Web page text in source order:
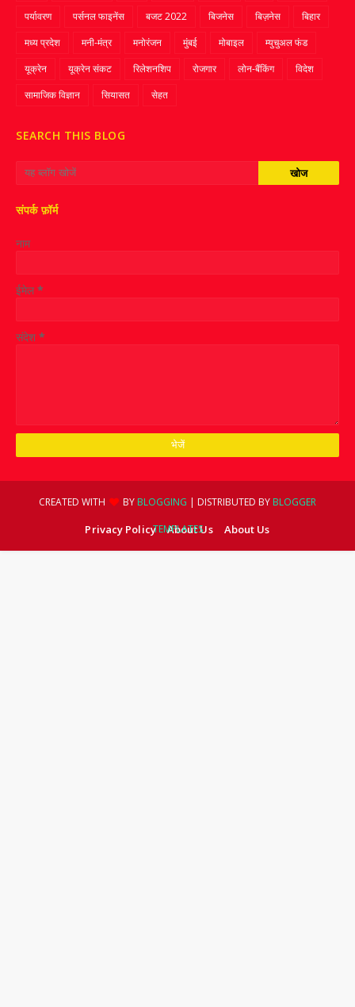
पर्यावरण
पर्सनल फाइनेंस बजट 2022 बिजनेस बिज़नेस
बिहार
मध्य प्रदेश
मनी-मंत्र मनोरंजन मुंबई मोबाइल
म्‍युचुअल फंड
यूक्रेन
यूक्रेन संकट रिलेशनशिप रोजगार लोन-बैंकिंग
विदेश
सामाजिक विज्ञान
सियासत सेहत
SEARCH THIS BLOG
संपर्क फ़ॉर्म
नाम
ईमेल*
संदेश *
CREATED WITH BY BLOGGING | DISTRIBUTED BY BLOGGER
TEMPLATES
Privacy Policy About Us About Us